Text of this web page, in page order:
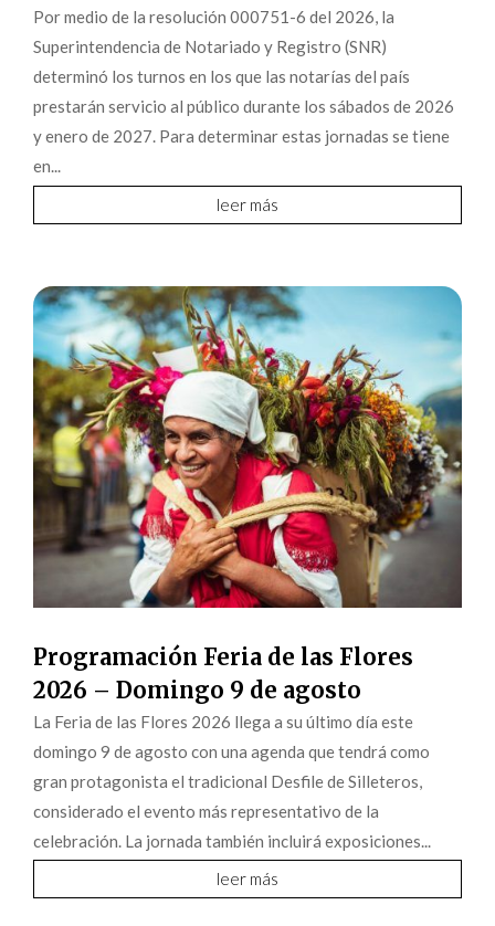
Por medio de la resolución 000751-6 del 2026, la
Superintendencia de Notariado y Registro (SNR)
determinó los turnos en los que las notarías del país
prestarán servicio al público durante los sábados de 2026
y enero de 2027. Para determinar estas jornadas se tiene
en...
leer más
Programación Feria de las Flores
2026 – Domingo 9 de agosto
La Feria de las Flores 2026 llega a su último día este
domingo 9 de agosto con una agenda que tendrá como
gran protagonista el tradicional Desfile de Silleteros,
considerado el evento más representativo de la
celebración. La jornada también incluirá exposiciones...
leer más